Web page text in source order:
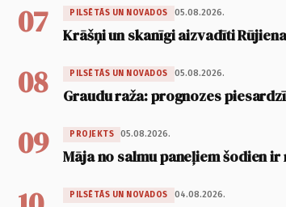
07 PILSĒTĀS UN NOVADOS 05.08.2026.
Krāšņi un skanīgi aizvadīti
08 PILSĒTĀS UN NOVADOS 05.08.2026.
Graudu raža: prognozes
09 PROJEKTS 05.08.2026.
Māja no salmu paneļiem šodien
PILSĒTĀS UN NOVADOS 04.08.2026.